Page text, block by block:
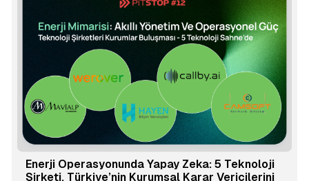
Enerji Operasyonunda Yapay Zeka: 5 Teknoloji
Şirketi, Türkiye’nin Kurumsal Karar Vericilerini